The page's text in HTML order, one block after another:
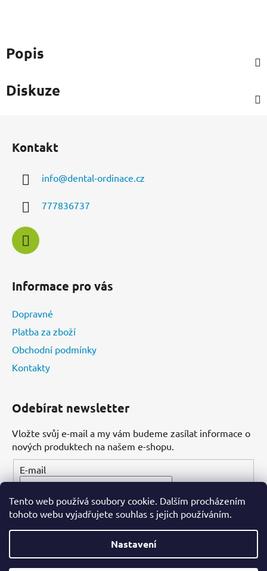
Tento web používá soubory cookie. Dalším procházením
tohoto webu vyjadřujete souhlas s jejich používáním.
Nastavení
Popis
Diskuze
Kontakt
info@dental-ordinace.cz
777836737
Informace pro vás
Dopravné
Platba za zboží
Obchodní podmínky
Kontakty
Odebírat newsletter
Vložte svůj e-mail a my vám budeme zasílat informace o
nových produktech na našem e-shopu.
E-mail
PŘIHLÁSIT SE